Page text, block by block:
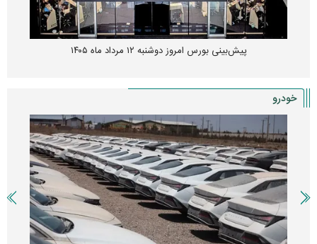
پیش‌بینی بورس امروز دوشنبه ۱۲ مرداد ماه ۱۴۰۵
خودرو